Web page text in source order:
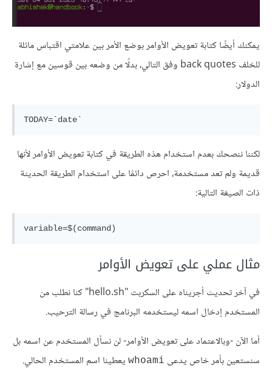
يمكنك أيضًا كتابة تعويض الأوامر بوضع الأمر بين علامتي اقتباس مائلة
للخلف back quotes وفق التالي، بدلًا من وضعه بين قوسين مع إشارة
الدولار:
لكننا ننصحك بعدم استخدام هذه الطريقة في كتابة تعويض الأوامر لأنها
قديمة ولم تعد مستخدمة، احرص دائمًا على استخدام الطريقة الحديثة
ذات الصيغة التالية:
مثال عملي على تعويض الأوامر
في آخر تحديث أجريناه على السكربت "hello.sh" كنا نطلب من
المستخدم إدخال اسمه ليستخدمه البرنامج في رسالة الترحيب.
أما الآن -وبالاعتماد على تعويض الأوامر- لن نسأل المستخدم عن اسمه بل
سنستعين بأمر خاص يدعى whoami يعطينا اسم المستخدم الحالي.